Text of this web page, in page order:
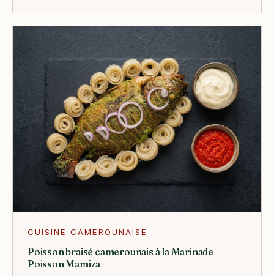
CUISINE CAMEROUNAISE
Poisson braisé camerounais à la Marinade
Poisson Mamiza